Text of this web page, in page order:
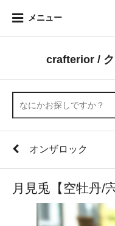
メニュー
crafterior / ク
オンザロック
月見兎【空牡丹/